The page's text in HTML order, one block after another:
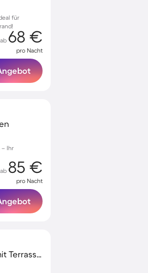
für
ab 68 €
pro Nacht
– Ihr
ab 85 €
pro Nacht
Familienorientierte tolle Ferienwohnung mit Terrasse und Grill | Gartenblick | Haustiere sind willkommen